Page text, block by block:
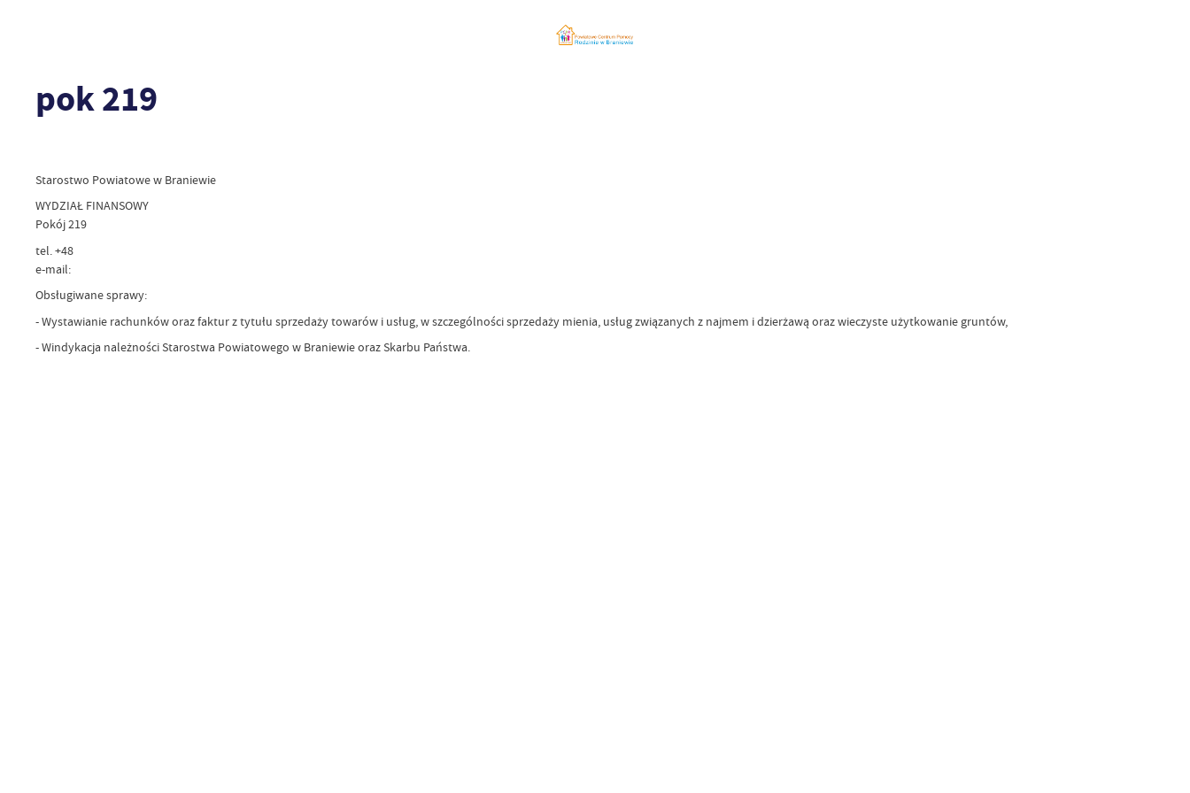
pok 219
Starostwo Powiatowe w Braniewie
WYDZIAŁ FINANSOWY
Pokój 219
tel. +48
e-mail:
Obsługiwane sprawy:
- Wystawianie rachunków oraz faktur z tytułu sprzedaży towarów i usług, w szczególności sprzedaży mienia, usług związanych z najmem i dzierżawą oraz wieczyste użytkowanie gruntów,
- Windykacja należności Starostwa Powiatowego w Braniewie oraz Skarbu Państwa.